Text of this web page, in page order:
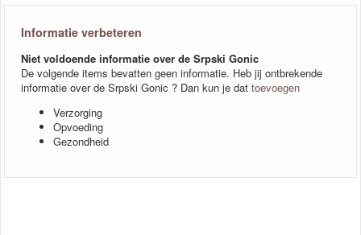
Informatie verbeteren
Niet voldoende informatie over de Srpski Gonic
De volgende items bevatten geen informatie. Heb jij ontbrekende
informatie over de Srpski Gonic ? Dan kun je dat toevoegen
Verzorging
Opvoeding
Gezondheid